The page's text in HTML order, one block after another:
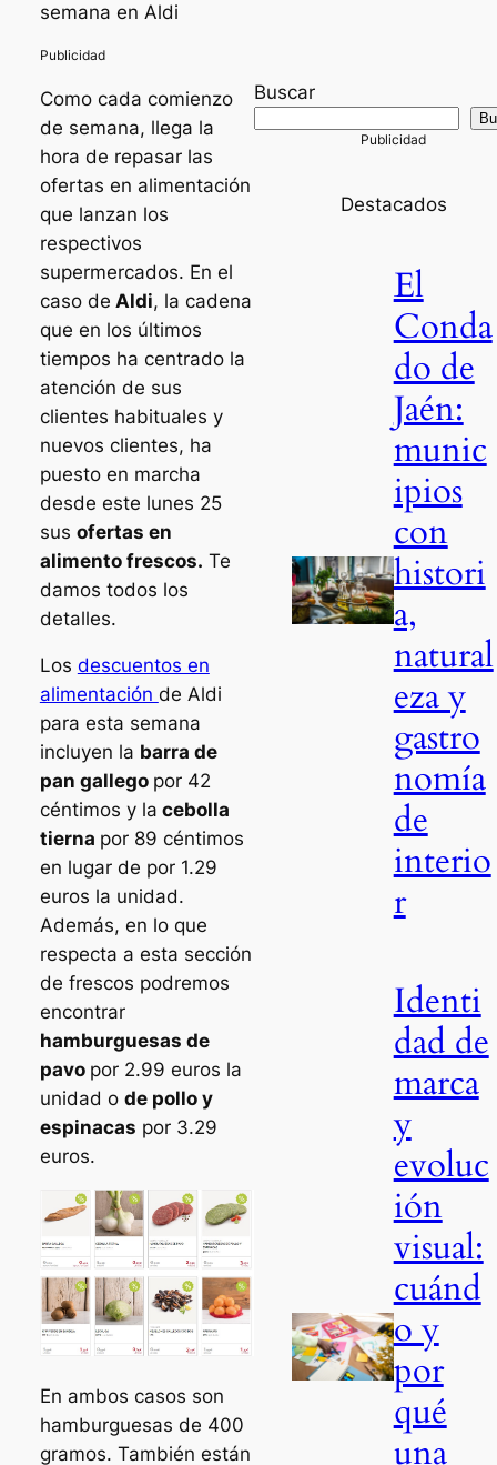
semana en Aldi
Como cada comienzo
de semana, llega la
hora de repasar las
ofertas en alimentación
que lanzan los
respectivos
supermercados. En el
caso de Aldi, la cadena
que en los últimos
tiempos ha centrado la
atención de sus
clientes habituales y
nuevos clientes, ha
puesto en marcha
desde este lunes 25
sus ofertas en
alimento frescos. Te
damos todos los
detalles.
Los descuentos en
alimentación de Aldi
para esta semana
incluyen la barra de
pan gallego por 42
céntimos y la cebolla
tierna por 89 céntimos
en lugar de por 1.29
euros la unidad.
Además, en lo que
respecta a esta sección
de frescos podremos
encontrar
hamburguesas de
pavo por 2.99 euros la
unidad o de pollo y
espinacas por 3.29
euros.
En ambos casos son
hamburguesas de 400
gramos. También están
Buscar
Destacados
El
Conda
do de
Jaén:
munic
ipios
con
histori
a,
natural
eza y
gastro
nomía
de
interio
r
Identi
dad de
marca
y
evoluc
ión
visual:
cuánd
o y
por
qué
una